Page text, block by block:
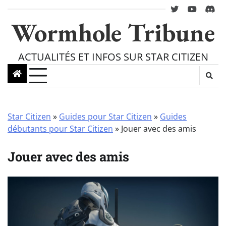
content
twitteryoutube
Wormhole Tribune
ACTUALITÉS ET INFOS SUR STAR CITIZEN
Star Citizen » Guides pour Star Citizen » Guides
débutants pour Star Citizen » Jouer avec des amis
Jouer avec des amis